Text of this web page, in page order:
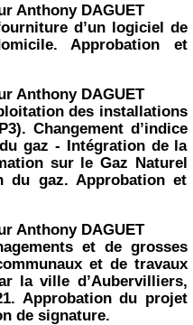
Anthony DAGUET
d’un logiciel de
Approbation et
Anthony DAGUET
des installations
Changement d’indice
gaz - Intégration de la
sur le Gaz Naturel
du gaz. Approbation et
Anthony DAGUET
et de grosses
et de travaux
la ville d’Aubervilliers,
Approbation du projet
de signature.